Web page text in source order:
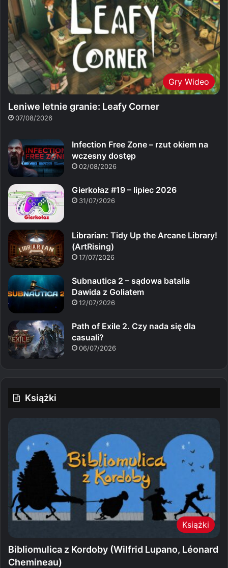
Gry Wideo
Leniwe letnie granie: Leafy Corner
07/08/2026
Infection Free Zone – rzut okiem na
wczesny dostęp
02/08/2026
Gierkołaz #19 – lipiec 2026
31/07/2026
Librarian: Tidy Up the Arcane Library!
(ArtRising)
17/07/2026
Subnautica 2 – sądowa batalia
Dawida z Goliatem
12/07/2026
Path of Exile 2. Czy nada się dla
casuali?
06/07/2026
Książki
Książki
Bibliomulica z Kordoby (Wilfrid Lupano, Léonard
Chemineau)